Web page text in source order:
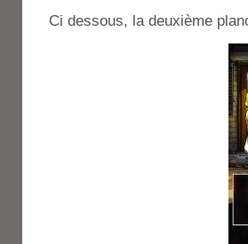
Ci dessous, la deuxième